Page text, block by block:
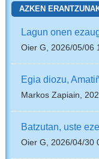
AZKEN
Lagun onen
Oier G, 2026/05/06
Egia diozu,
Markos Zapiain,
Batzutan, uste
Oier G, 2026/04/30